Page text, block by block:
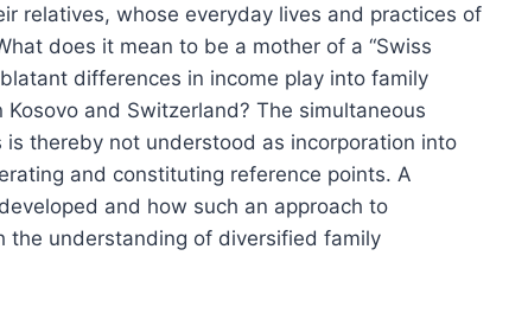
relatives, whose everyday lives and practices of
does it mean to be a mother of a “Swiss
differences in income play into family
and Switzerland? The simultaneous
thereby not understood as incorporation into
and constituting reference points. A
and how such an approach to
the understanding of diversified family